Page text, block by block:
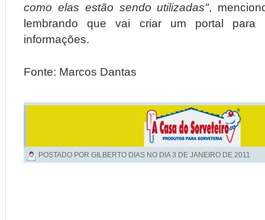
como elas estão sendo utilizadas",
lembrando que vai criar um portal para
informações.
Fonte: Marcos Dantas
POSTADO POR GILBERTO DIAS NO DIA3 DE JANEIRO DE 2011